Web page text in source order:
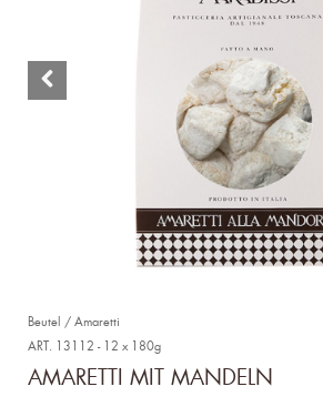
Beutel / Amaretti
ART. 13112 - 12 x 180g
AMARETTI MIT MANDELN